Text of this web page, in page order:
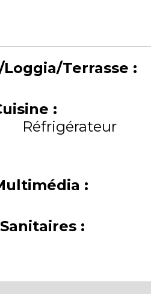
Terrasse :
:
Réfrigérateur
:
: